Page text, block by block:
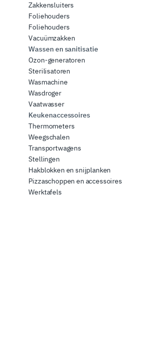
Zakkensluiters
Foliehouders
Foliehouders
Vacuümzakken
Wassen en sanitisatie
Ozon-generatoren
Sterilisatoren
Wasmachine
Wasdroger
Vaatwasser
Keukenaccessoires
Thermometers
Weegschalen
Transportwagens
Stellingen
Hakblokken en snijplanken
Pizzaschoppen en accessoires
Werktafels